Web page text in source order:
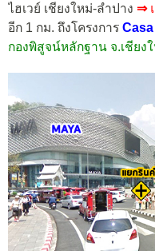
ไฮเวย์ เชียงใหม่-ลำปาง ⇒
อีก 1 กม. ถึงโครงการ Casa
กองพิสูจน์หลักฐาน จ.เชีย